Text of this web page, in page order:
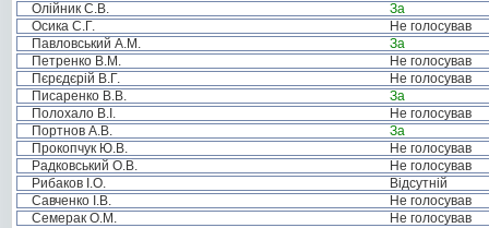
Олійник С.В.
За
Осика С.Г.
Не голосував
Павловський А.М.
За
Петренко В.М.
Не голосував
Пєрєдєрій В.Г.
Не голосував
Писаренко В.В.
За
Полохало В.І.
Не голосував
Портнов А.В.
За
Прокопчук Ю.В.
Не голосував
Радковський О.В.
Не голосував
Рибаков І.О.
Відсутній
Савченко І.В.
Не голосував
Семерак О.М.
Не голосував